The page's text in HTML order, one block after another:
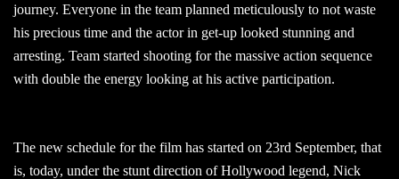
journey. Everyone in the team planned meticulously to not waste
his precious time and the actor in get-up looked stunning and
arresting. Team started shooting for the massive action sequence
with double the energy looking at his active participation.
The new schedule for the film has started on 23rd September, that
is, today, under the stunt direction of Hollywood legend, Nick